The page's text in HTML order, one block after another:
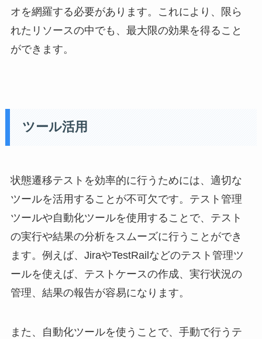
オを網羅する必要があります。これにより、限ら
れたリソースの中でも、最大限の効果を得ること
ができます。
ツール活用
状態遷移テストを効率的に行うためには、適切な
ツールを活用することが不可欠です。テスト管理
ツールや自動化ツールを使用することで、テスト
の実行や結果の分析をスムーズに行うことができ
ます。例えば、JiraやTestRailなどのテスト管理ツ
ールを使えば、テストケースの作成、実行状況の
管理、結果の報告が容易になります。
また、自動化ツールを使うことで、手動で行うテ